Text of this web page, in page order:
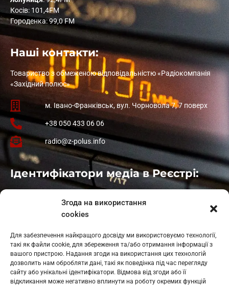
Згода на використання
cookies
Для забезпечення найкращого досвіду ми використовуємо технології,
такі як файли cookie, для збереження та/або отримання інформації з
вашого пристрою. Надання згоди на використання цих технологій
дозволить нам обробляти дані, такі як поведінка під час перегляду
сайту або унікальні ідентифікатори. Відмова від згоди або її
відкликання може негативно вплинути на роботу окремих функцій
Косів: 101,4FM
Городенка: 99,0 FM
Наші контакти:
Товариство з обмеженою відповідальністю «Радіокомпанія
«Західний полюс»
м. Івано-Франківськ, вул. Чорновола 7, 7 поверх
+38 050 433 06 06
radio@z-polus.info
Ідентифікатори медіа в Реєстрі:
: L11-01410
: L11-01801
Косів: L11-01805
Гарасимів: L11-02274